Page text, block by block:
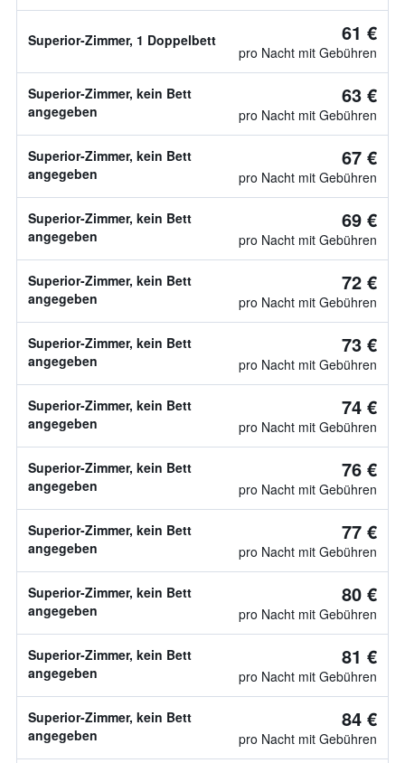
Superior-Zimmer, 1 Doppelbett 61 €
pro Nacht mit Gebühren
Superior-Zimmer, kein Bett
angegeben
63 €
pro Nacht mit Gebühren
Superior-Zimmer, kein Bett
angegeben
67 €
pro Nacht mit Gebühren
Superior-Zimmer, kein Bett
angegeben
69 €
pro Nacht mit Gebühren
Superior-Zimmer, kein Bett
angegeben
72 €
pro Nacht mit Gebühren
Superior-Zimmer, kein Bett
angegeben
73 €
pro Nacht mit Gebühren
Superior-Zimmer, kein Bett
angegeben
74 €
pro Nacht mit Gebühren
Superior-Zimmer, kein Bett
angegeben
76 €
pro Nacht mit Gebühren
Superior-Zimmer, kein Bett
angegeben
77 €
pro Nacht mit Gebühren
Superior-Zimmer, kein Bett
angegeben
80 €
pro Nacht mit Gebühren
Superior-Zimmer, kein Bett
angegeben
81 €
pro Nacht mit Gebühren
Superior-Zimmer, kein Bett
angegeben
84 €
pro Nacht mit Gebühren